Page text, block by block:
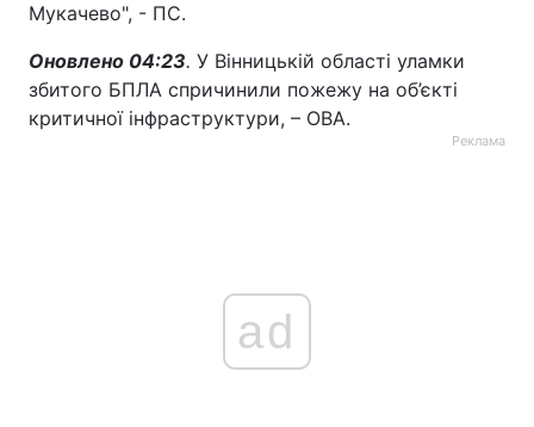
Мукачево", - ПС.
Оновлено 04:23. У Вінницькій області уламки
збитого БПЛА спричинили пожежу на об’єкті
критичної інфраструктури, – ОВА.
Реклама
ad